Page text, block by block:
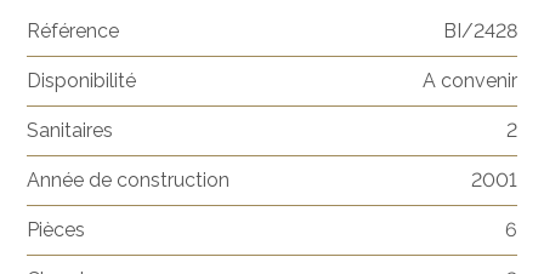
Référence BI/2428
Disponibilité A convenir
Sanitaires 2
Année de construction 2001
Pièces 6